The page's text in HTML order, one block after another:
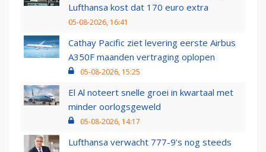
Lufthansa kost dat 170 euro extra
05-08-2026, 16:41
Cathay Pacific ziet levering eerste Airbus
A350F maanden vertraging oplopen
05-08-2026, 15:25
El Al noteert snelle groei in kwartaal met
minder oorlogsgeweld
05-08-2026, 14:17
Lufthansa verwacht 777-9’s nog steeds